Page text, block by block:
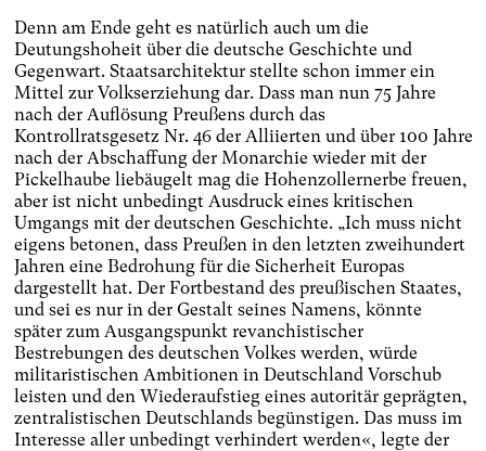
Denn am Ende geht es natürlich auch um die
Deutungshoheit über die deutsche Geschichte und
Gegenwart. Staatsarchitektur stellte schon immer ein
Mittel zur Volkserziehung dar. Dass man nun 75 Jahre
nach der Auflösung Preußens durch das
Kontrollratsgesetz Nr. 46 der Alliierten und über 100 Jahre
nach der Abschaffung der Monarchie wieder mit der
Pickelhaube liebäugelt mag die Hohenzollernerbe freuen,
aber ist nicht unbedingt Ausdruck eines kritischen
Umgangs mit der deutschen Geschichte. „Ich muss nicht
eigens betonen, dass Preußen in den letzten zweihundert
Jahren eine Bedrohung für die Sicherheit Europas
dargestellt hat. Der Fortbestand des preußischen Staates,
und sei es nur in der Gestalt seines Namens, könnte
später zum Ausgangspunkt revanchistischer
Bestrebungen des deutschen Volkes werden, würde
militaristischen Ambitionen in Deutschland Vorschub
leisten und den Wiederaufstieg eines autoritär geprägten,
zentralistischen Deutschlands begünstigen. Das muss im
Interesse aller unbedingt verhindert werden«, legte der